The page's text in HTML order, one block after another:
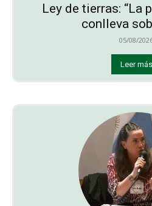
Ley de tierras: “La
conlleva
05/08/
Leer más